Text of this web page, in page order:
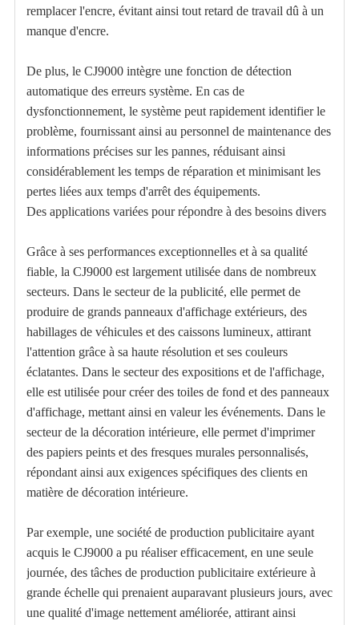
remplacer l'encre, évitant ainsi tout retard de travail dû à un
manque d'encre.
De plus, le CJ9000 intègre une fonction de détection
automatique des erreurs système. En cas de
dysfonctionnement, le système peut rapidement identifier le
problème, fournissant ainsi au personnel de maintenance des
informations précises sur les pannes, réduisant ainsi
considérablement les temps de réparation et minimisant les
pertes liées aux temps d'arrêt des équipements.
Des applications variées pour répondre à des besoins divers
Grâce à ses performances exceptionnelles et à sa qualité
fiable, la CJ9000 est largement utilisée dans de nombreux
secteurs. Dans le secteur de la publicité, elle permet de
produire de grands panneaux d'affichage extérieurs, des
habillages de véhicules et des caissons lumineux, attirant
l'attention grâce à sa haute résolution et ses couleurs
éclatantes. Dans le secteur des expositions et de l'affichage,
elle est utilisée pour créer des toiles de fond et des panneaux
d'affichage, mettant ainsi en valeur les événements. Dans le
secteur de la décoration intérieure, elle permet d'imprimer
des papiers peints et des fresques murales personnalisés,
répondant ainsi aux exigences spécifiques des clients en
matière de décoration intérieure.
Par exemple, une société de production publicitaire ayant
acquis le CJ9000 a pu réaliser efficacement, en une seule
journée, des tâches de production publicitaire extérieure à
grande échelle qui prenaient auparavant plusieurs jours, avec
une qualité d'image nettement améliorée, attirant ainsi